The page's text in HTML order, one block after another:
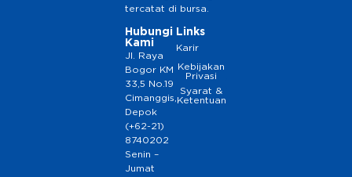
tercatat di bursa.
Hubungi
Kami
Jl. Raya
Bogor KM
33,5 No.19
Cimanggis,
Depok
(+62-21)
8740202
Senin –
Jumat
Links
Karir
Kebijakan
Privasi
Syarat &
Ketentuan